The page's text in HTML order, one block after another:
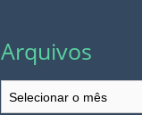
Arquivos
Arquivos